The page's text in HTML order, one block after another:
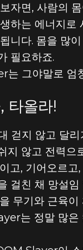
자면, 사람의
하는 에너지로
니다. 몸을 많
필요하죠.
는 그야말로 엄
타올라!
걷지 않고 달리
지 않고 전력으
고, 기어오르고
걸친 채 망설임
무기와 근육이
는 정말 많은